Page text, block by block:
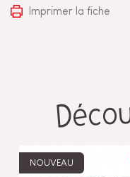
Imprimer la fiche
NOUVEAU